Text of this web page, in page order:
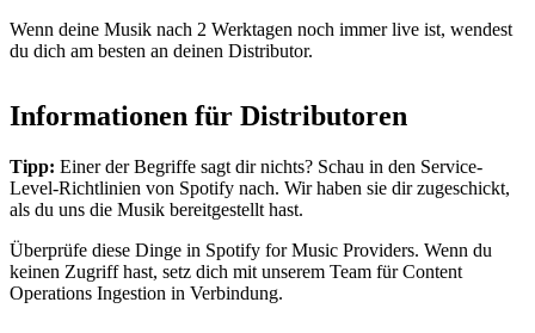
Wenn deine Musik nach 2 Werktagen noch immer live ist, wendest
du dich am besten an deinen Distributor.
Informationen für Distributoren
Tipp: Einer der Begriffe sagt dir nichts? Schau in den Service-
Level-Richtlinien von Spotify nach. Wir haben sie dir zugeschickt,
als du uns die Musik bereitgestellt hast.
Überprüfe diese Dinge in Spotify for Music Providers. Wenn du
keinen Zugriff hast, setz dich mit unserem Team für Content
Operations Ingestion in Verbindung.